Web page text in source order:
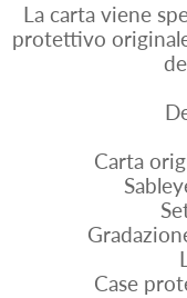
La carta viene
protettivo
Carta
Case